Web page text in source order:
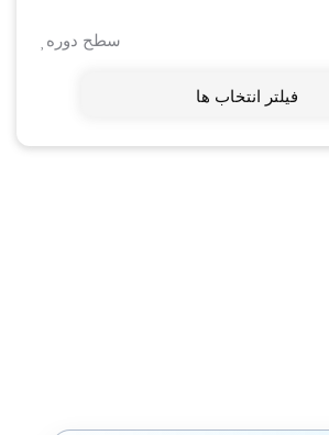
سطح دوره
فیلتر انتخاب ها